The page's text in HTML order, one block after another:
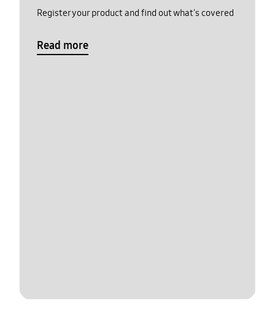
Register your product and find out what's covered
Read more